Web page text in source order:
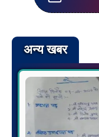
अन्य खबर